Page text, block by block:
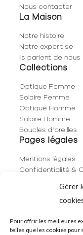
Gérer
Pour offrir les meilleures
telles que les cookies pour
Nous contacter
La Maison
Notre histoire
Notre expertise
Ils parlent de nous
Collections
Optique Femme
Solaire Femme
Optique Homme
Solaire Homme
Boucles d’oreilles
Pages légales
Mentions légales
Confidentialité &
Politique de
06 29 53 66 63
01 83 96 73 68